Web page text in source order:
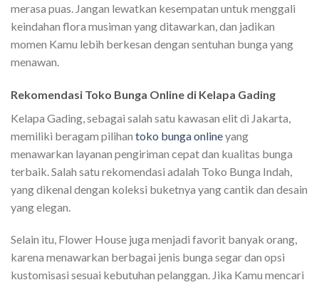
merasa puas. Jangan lewatkan kesempatan untuk menggali
keindahan flora musiman yang ditawarkan, dan jadikan
momen Kamu lebih berkesan dengan sentuhan bunga yang
menawan.
Rekomendasi Toko Bunga Online di Kelapa Gading
Kelapa Gading, sebagai salah satu kawasan elit di Jakarta,
memiliki beragam pilihan toko bunga onlineyang
menawarkan layanan pengiriman cepat dan kualitas bunga
terbaik. Salah satu rekomendasi adalah Toko Bunga Indah,
yang dikenal dengan koleksi buketnya yang cantik dan desain
yang elegan.
Selain itu, Flower House juga menjadi favorit banyak orang,
karena menawarkan berbagai jenis bunga segar dan opsi
kustomisasi sesuai kebutuhan pelanggan. Jika Kamu mencari